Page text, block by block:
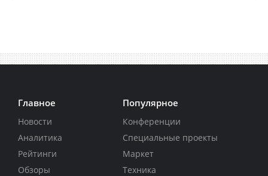
Главное
Новости
Аналитика
Рейтинги
Обзоры
Популярное
Конференции
Специальные проекты
Маркет
Техника